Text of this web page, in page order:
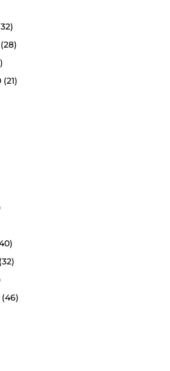
(21)
(32)
(46)